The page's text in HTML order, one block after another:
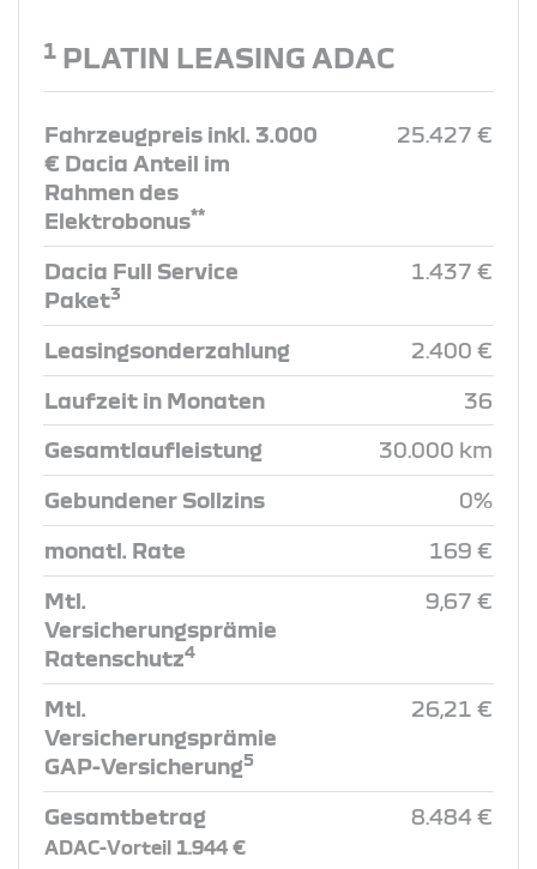
1 PLATIN LEASING ADAC
Fahrzeugpreis inkl. 3.000
€ Dacia Anteil im
Rahmen des
Elektrobonus**
25.427 €
Dacia Full Service
Paket3
1.437 €
Leasingsonderzahlung 2.400 €
Laufzeit in Monaten 36
Gesamtlaufleistung 30.000 km
Gebundener Sollzins 0%
monatl. Rate 169 €
Mtl.
Versicherungsprämie
Ratenschutz4
9,67 €
Mtl.
Versicherungsprämie
GAP-Versicherung5
26,21 €
Gesamtbetrag
ADAC-Vorteil 1.944 €
8.484 €